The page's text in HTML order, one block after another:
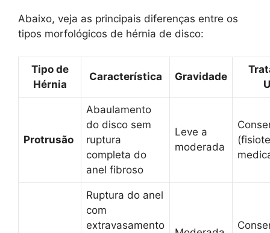
Abaixo, veja as principais diferenças entre os
tipos morfológicos de hérnia de disco:
Tipo de
Hérnia
Característica Gravidade
Protrusão
Abaulamento
do disco sem
ruptura
completa do
anel fibroso
Leve a
moderada
Ruptura do anel
com
extravasamento